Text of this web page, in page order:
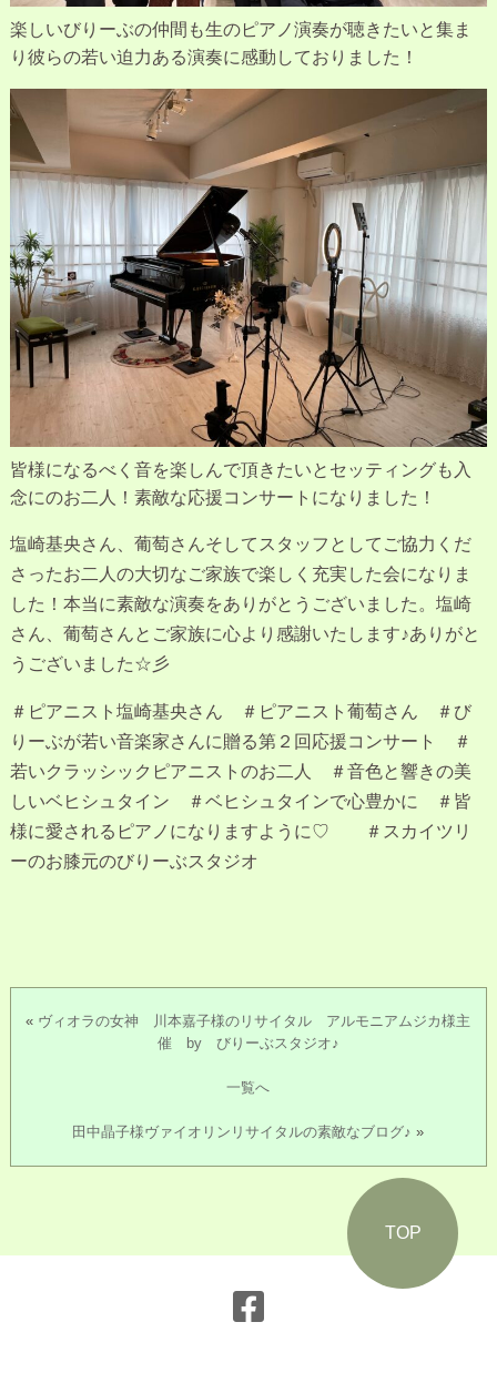
楽しいびりーぶの仲間も生のピアノ演奏が聴きたいと集ま
り彼らの若い迫力ある演奏に感動しておりました！
皆様になるべく音を楽しんで頂きたいとセッティングも入
念にのお二人！素敵な応援コンサートになりました！
塩崎基央さん、葡萄さんそしてスタッフとしてご協力くだ
さったお二人の大切なご家族で楽しく充実した会になりま
した！本当に素敵な演奏をありがとうございました。塩崎
さん、葡萄さんとご家族に心より感謝いたします♪ありがと
うございました☆彡
＃ピアニスト塩崎基央さん ＃ピアニスト葡萄さん ＃び
りーぶが若い音楽家さんに贈る第２回応援コンサート ＃
若いクラッシックピアニストのお二人 ＃音色と響きの美
しいベヒシュタイン ＃ベヒシュタインで心豊かに ＃皆
様に愛されるピアノになりますように♡ ＃スカイツリ
ーのお膝元のびりーぶスタジオ
« ヴィオラの女神 川本嘉子様のリサイタル アルモニアムジカ様主
催 by びりーぶスタジオ♪
一覧へ
田中晶子様ヴァイオリンリサイタルの素敵なブログ♪ »
TOP